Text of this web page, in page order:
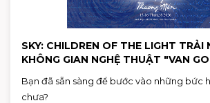
SKY: CHILDREN OF THE LIGHT TRẢI
KHÔNG GIAN NGHỆ THUẬT "VAN
Bạn đã sẵn sàng để bước vào những bức
chưa?